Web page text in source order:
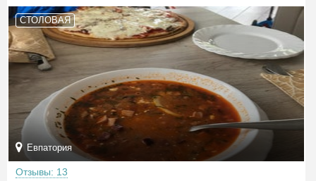
СТОЛОВАЯ
Евпатория
Отзывы: 13